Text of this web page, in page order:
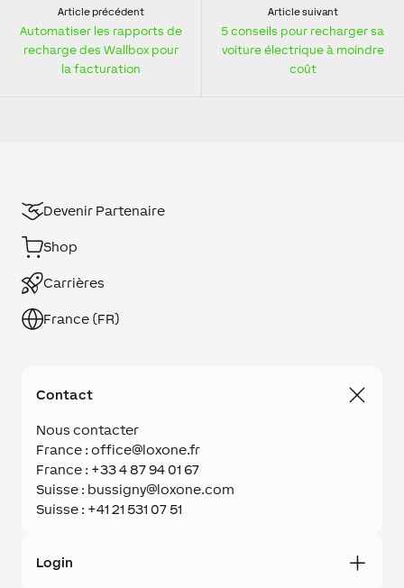
Article précédent
Automatiser les rapports de
recharge des Wallbox pour
la facturation
Article suivant
5 conseils pour recharger sa
voiture électrique à moindre
coût
Devenir Partenaire
Shop
Carrières
France (FR)
Contact
Nous contacter
France : office@loxone.fr
France : +33 4 87 94 01 67
Suisse : bussigny@loxone.com
Suisse : +41 21 531 07 51
Login